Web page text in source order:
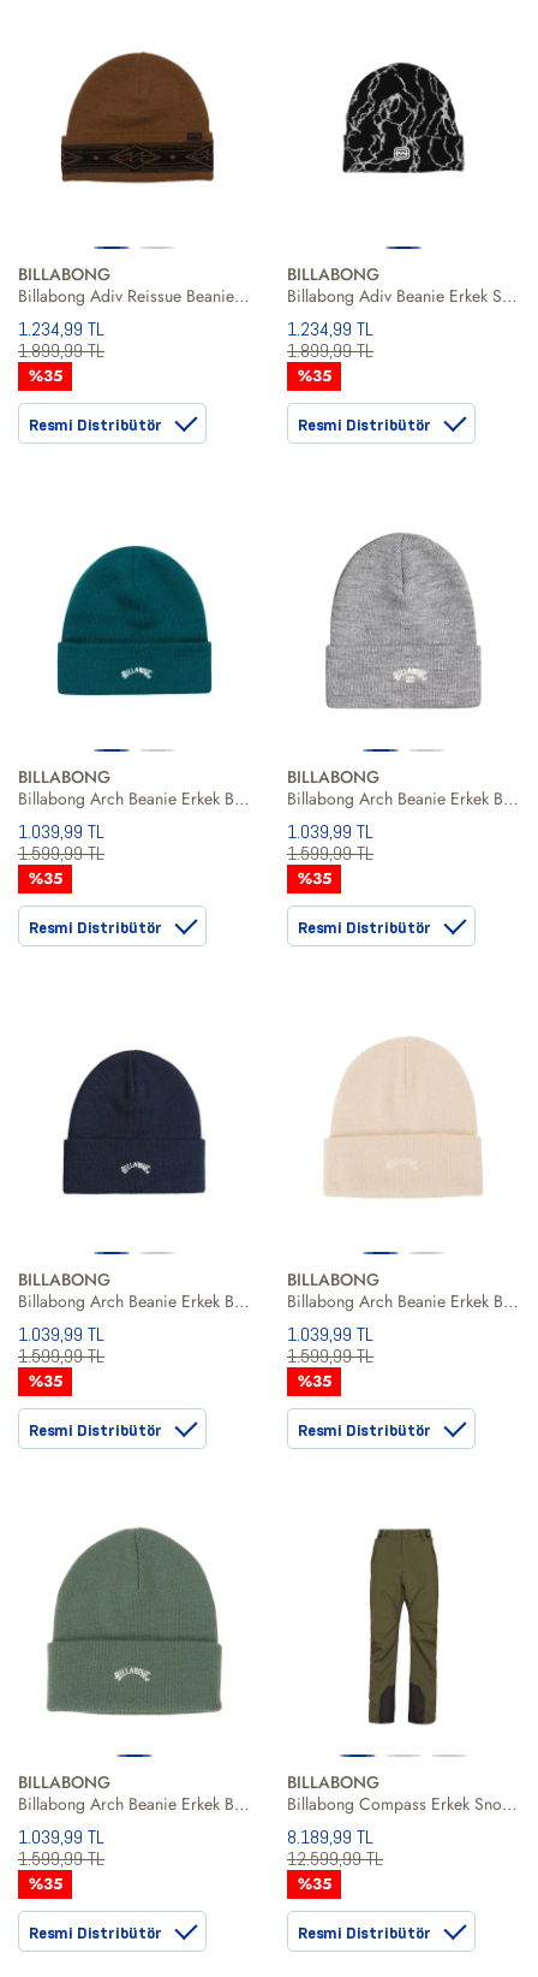
BILLABONG
Billabong Adiv Reissue Beanie Erkek Bere
1.234,99 TL
1.899,99 TL
%35
Resmi Distribütör
BILLABONG
Billabong Adiv Beanie Erkek Siyah Bere
1.234,99 TL
1.899,99 TL
%35
Resmi Distribütör
BILLABONG
Billabong Arch Beanie Erkek Bere
1.039,99 TL
1.599,99 TL
%35
Resmi Distribütör
BILLABONG
Billabong Arch Beanie Erkek Bere
1.039,99 TL
1.599,99 TL
%35
Resmi Distribütör
BILLABONG
Billabong Arch Beanie Erkek Bere
1.039,99 TL
1.599,99 TL
%35
Resmi Distribütör
BILLABONG
Billabong Arch Beanie Erkek Bere
1.039,99 TL
1.599,99 TL
%35
Resmi Distribütör
BILLABONG
Billabong Arch Beanie Erkek Bere
1.039,99 TL
1.599,99 TL
%35
Resmi Distribütör
BILLABONG
Billabong Compass Erkek Snowboard Pantolonu
8.189,99 TL
12.599,99 TL
%35
Resmi Distribütör